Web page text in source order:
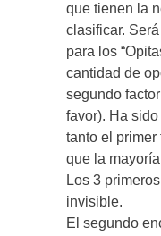
que tienen la
clasificar.
para los
cantidad de
segundo
favor). Ha
tanto el primer
que la
Los 3
invisible.
El segundo